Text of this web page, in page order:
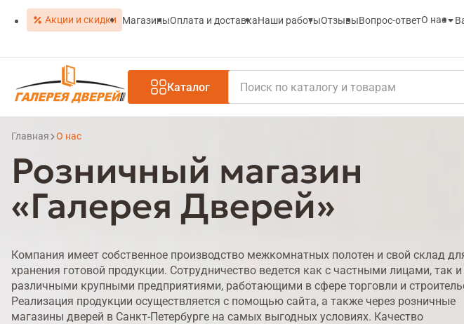
Акции и скидки МагазиныОплата и доставкаНаши работыОтзывыВопрос-ответО нас
Каталог
Главная О нас
Розничный магазин
«Галерея Дверей»
Компания имеет собственное производство межкомнатных полотен и свой склад
хранения готовой продукции. Сотрудничество ведется как с частными лицами, так и
различными крупными предприятиями, работающими в сфере торговли и
Реализация продукции осуществляется с помощью сайта, а также через розничные
магазины дверей в Санкт-Петербурге на самых выгодных условиях. Качество